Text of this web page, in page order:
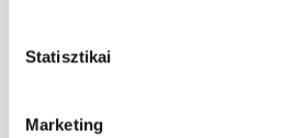
Statisztikai
Marketing
Radiológia TERÜLETHEZ